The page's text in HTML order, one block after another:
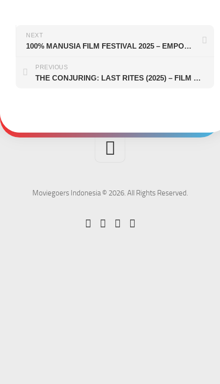
NEXT
100% MANUSIA FILM FESTIVAL 2025 – EMPOWERMENT: DARI RIAK KECIL MENJADI GELOMBANG PERUBAHAN
PREVIOUS
THE CONJURING: LAST RITES (2025) – FILM PENUTUP YANG EMOSIONAL DARI PERJALANAN PASANGAN WARREN
Moviegoers Indonesia © 2026. All Rights Reserved.